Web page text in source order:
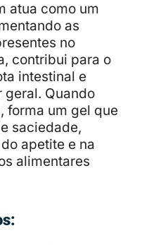
atua como um
as
no
contribui para o
intestinal e
Quando
forma um gel que
saciedade,
apetite e na
alimentares